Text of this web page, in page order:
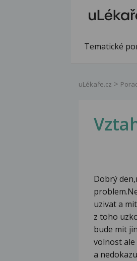
Tematické
uLékaře.cz
Dobrý
uzivat a
z toho
bude mit
volnost ale
a